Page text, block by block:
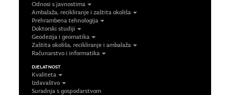
Odnosi s javnostima
Ambalaža, recikliranje i zaštita okoliša
Prehrambena tehnologija
Doktorski studiji
Geodezija i geomatika
Zaštita okoliša, recikliranje i ambalaža
Računarstvo i informatika
DJELATNOST
Kvaliteta
Izdavaštvo
Suradnja s gospodarstvom